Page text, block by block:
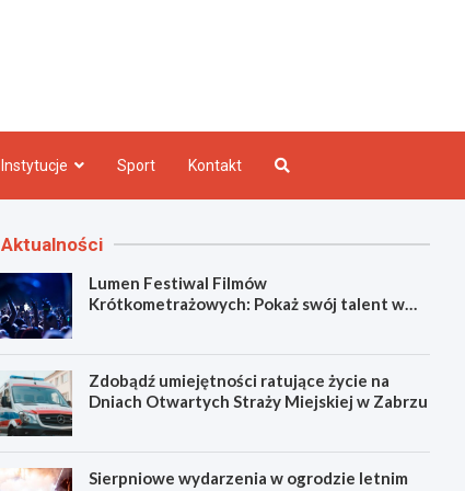
Instytucje Sport Kontakt
Aktualności
Lumen Festiwal Filmów
Krótkometrażowych: Pokaż swój talent w
Zdobądź umiejętności ratujące życie na
Dniach Otwartych Straży Miejskiej w Zabrzu
Sierpniowe wydarzenia w ogrodzie letnim